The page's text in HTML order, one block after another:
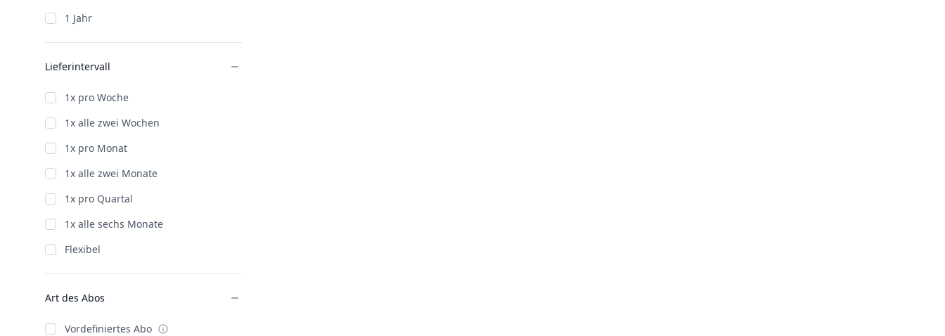
1 Jahr
Lieferintervall
1x pro Woche
1x alle zwei Wochen
1x pro Monat
1x alle zwei Monate
1x pro Quartal
1x alle sechs Monate
Flexibel
Art des Abos
Vordefiniertes Abo